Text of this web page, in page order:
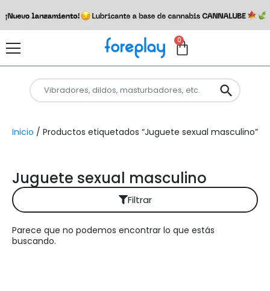
0
Inicio / Productos etiquetados “Juguete sexual masculino”
Juguete sexual masculino
Filtrar
Reiniciar filtros
Parece que no podemos encontrar lo que estás
buscando.